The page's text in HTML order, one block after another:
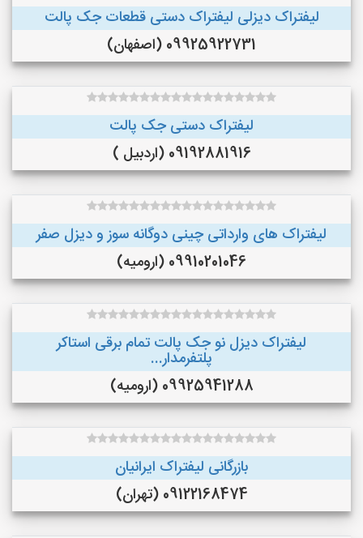
لیفتراک دیزلی لیفتراک دستی قطعات جک پالت
09925922731 (اصفهان)
لیفتراک دستی جک پالت
09192881916 (اردبیل )
لیفتراک های وارداتی چینی دوگانه سوز و دیزل صفر
09910201046 (ارومیه)
لیفتراک دیزل نو جک پالت تمام برقی استاکر
پلتفرمدار...
09925941288 (ارومیه)
بازرگانی لیفتراک ایرانیان
09122168474 (تهران)